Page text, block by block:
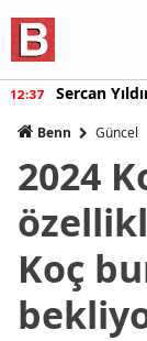
12:37 Sercan
Benn Güncel
2024
Koç